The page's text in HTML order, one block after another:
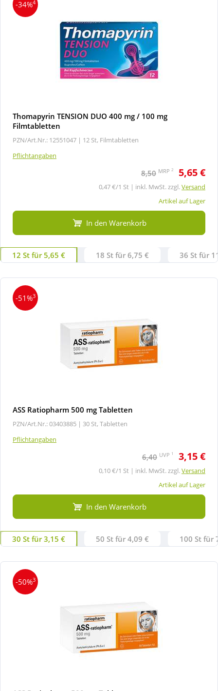
-34%4
Thomapyrin TENSION DUO 400 mg / 100 mg
Filmtabletten
PZN/Art.Nr.: 12551047 | 12 St, Filmtabletten
Pflichtangaben
8,50 MRP 2 5,65 €
0,47 €/1 St | inkl. MwSt. zzgl.Versand
Artikel auf Lager
In den Warenkorb
12 St für 5,65 € 18 St für 6,75 € 36 St für
-51%3
ASS Ratiopharm 500 mg Tabletten
PZN/Art.Nr.: 03403885 | 30 St, Tabletten
Pflichtangaben
6,40 UVP 1 3,15 €
0,10 €/1 St | inkl. MwSt. zzgl.Versand
Artikel auf Lager
In den Warenkorb
30 St für 3,15 € 50 St für 4,09 € 100 St für
-50%3